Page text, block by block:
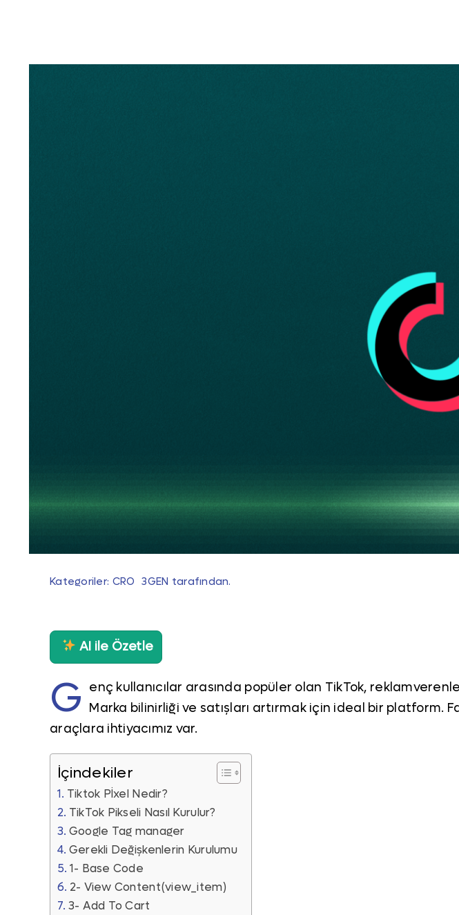
Kategoriler: CRO 3GEN tarafından.
AI ile Özetle
G enç kullanıcılar arasında popüler olan TikTok,
Marka bilinirliği ve satışları artırmak için ideal bir
araçlara ihtiyacımız var.
İçindekiler
Tiktok Pİxel Nedir?
TikTok Pikseli Nasıl Kurulur?
Google Tag manager
Gerekli Değişkenlerin Kurulumu
1- Base Code
2- View Content(view_item)
3- Add To Cart